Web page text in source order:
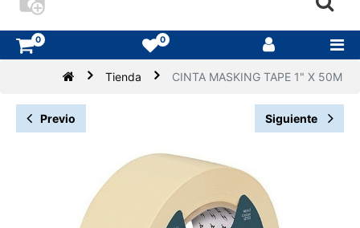
0 0
Tienda CINTA MASKING TAPE 1" X 50M
Previo Siguiente